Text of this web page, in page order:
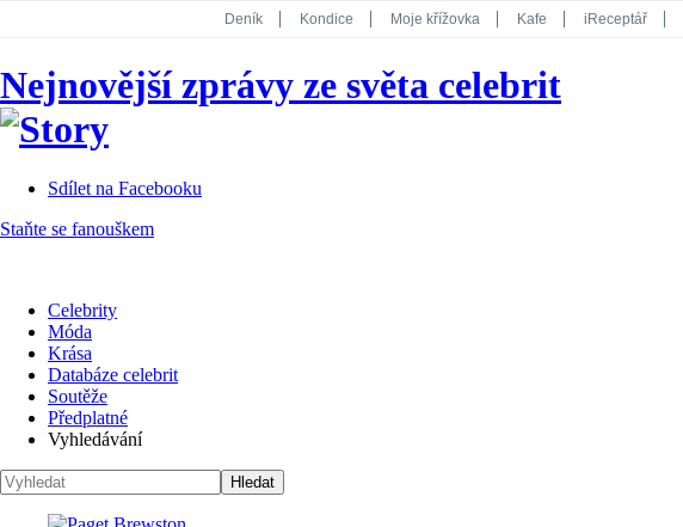
Deník Kondice Moje křížovka Kafe iReceptář
Koktejl
Nejnovější zprávy ze světa celebrit
Sdílet na Facebooku
Staňte se fanouškem
Celebrity
Móda
Krása
Databáze celebrit
Soutěže
Předplatné
Vyhledávání